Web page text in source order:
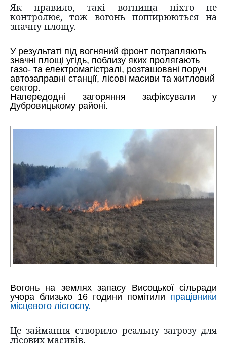
Як правило, такі вогнища ніхто не
контролює, тож вогонь поширюються на
значну площу.
У результаті під вогняний фронт потрапляють
значні площі угідь, поблизу яких пролягають
газо- та електромагістралі, розташовані поруч
автозаправні станції, лісові масиви та житловий
сектор.
Напередодні загоряння зафіксували у
Дубровицькому районі.
Вогонь на землях запасу Висоцької сільради
учора близько 16 години помітили працівники
місцевого лісгоспу.
Це займання створило реальну загрозу для
лісових масивів.